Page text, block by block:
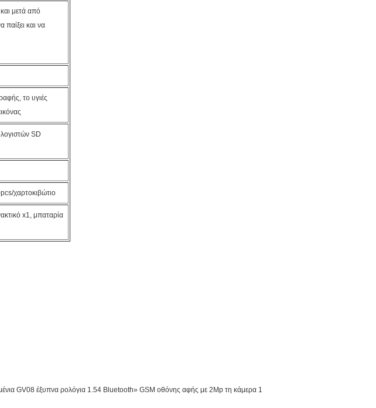
μετά από
παίξει και να
το υγιές
SD
χαρτοκιβώτιο
x1, μπαταρία